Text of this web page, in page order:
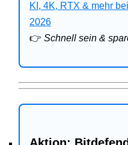
Bitdefender
Ratgeber
KI, 4K, RTX & mehr
2026
👉 Schnell sein &